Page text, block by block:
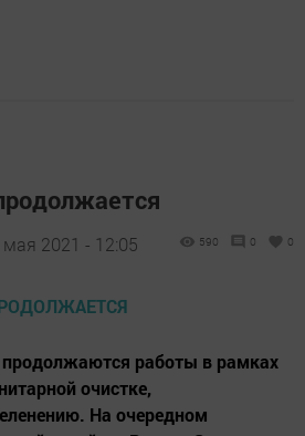
мая 2021 - 12:05 590 0 0
продолжаются работы в рамках
очистке,
На очередном